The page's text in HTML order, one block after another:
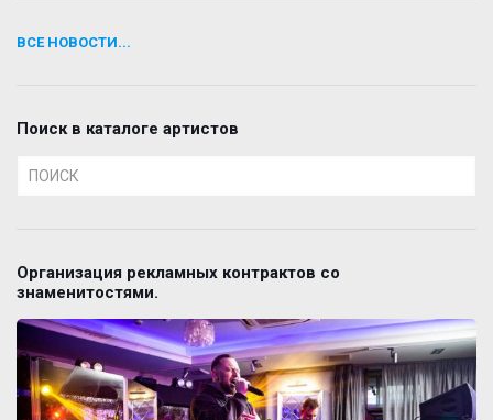
ВСЕ НОВОСТИ...
Поиск в каталоге артистов
Организация рекламных контрактов со
знаменитостями.